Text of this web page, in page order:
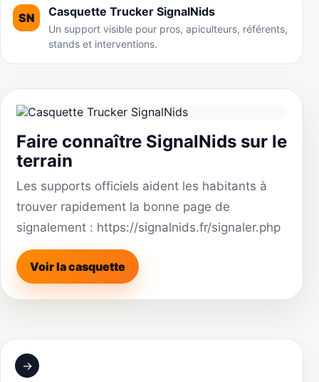
SN Casquette Trucker SignalNids
Un support visible pour pros, apiculteurs, référents,
stands et interventions.
Faire connaître SignalNids sur le
terrain
Les supports officiels aident les habitants à
trouver rapidement la bonne page de
signalement : https://signalnids.fr/signaler.php
Voir la casquette
→